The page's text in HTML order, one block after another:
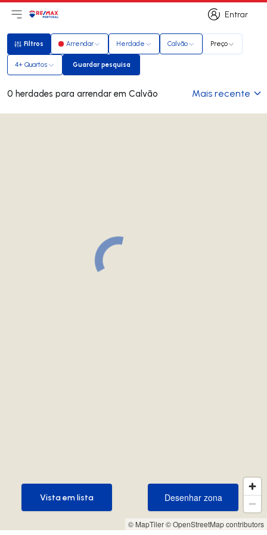
Entrar
Entrar
Abri menu principal
LogoIr para página inicial
Filtros
Filtros Arrendar Herdade Calvão Preço
4+ Quartos Guardar pesquisa
Guardar pesquisa
0 herdades para arrendar em Calvão Mais recente
© MapTiler© OpenStreetMap contributors
Desenhar zona
Desenhar zona
Vista em lista
Vista em lista